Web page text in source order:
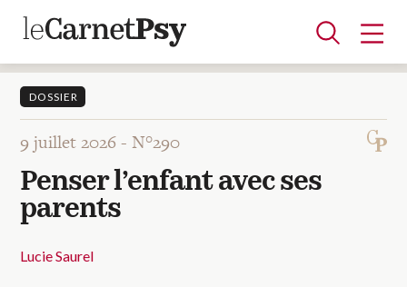
Articles
A la une
Adolescence
Dispositif
Enfance
Périnatalité
Psychanalyse
Psychopathologie
Soin
Dossiers
DOSSIER
9 juillet 2026 -N°290
Penser l’enfant avec ses
parents
Lucie Saurel